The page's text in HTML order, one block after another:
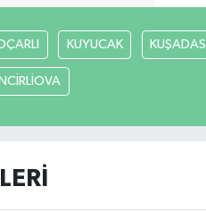
KUYUCAK KUŞADASI
İNCİRLİOVA